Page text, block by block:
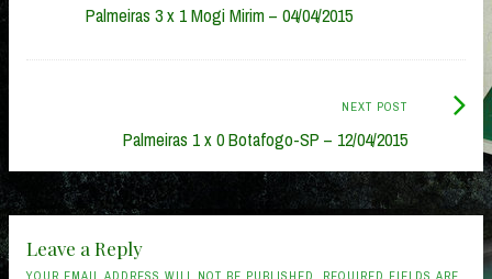
navigation
post:
Palmeiras 3 x 1 Mogi Mirim – 04/04/2015
NEXT POST
Palmeiras 1 x 0 Botafogo-SP – 12/04/2015
Next
Leave a Reply
YOUR EMAIL ADDRESS WILL NOT BE PUBLISHED. REQUIRED FIELDS ARE